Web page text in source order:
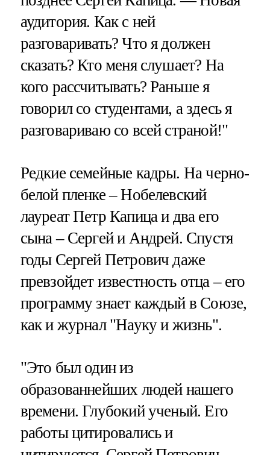
аудитория. Как с ней
разговаривать? Что я должен
сказать? Кто меня слушает? На
кого рассчитывать? Раньше я
говорил со студентами, а здесь я
разговариваю со всей страной!"
Редкие семейные кадры. На черно-
белой пленке – Нобелевский
лауреат Петр Капица и два его
сына – Сергей и Андрей. Спустя
годы Сергей Петрович даже
превзойдет известность отца – его
программу знает каждый в Союзе,
как и журнал "Науку и жизнь".
"Это был один из
образованнейших людей нашего
времени. Глубокий ученый. Его
работы цитировались и